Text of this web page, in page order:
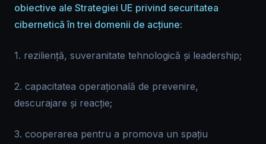
obiective ale Strategiei UE privind securitatea
cibernetică în trei domenii de acțiune:
1. reziliență, suveranitate tehnologică și leadership;
2. capacitatea operațională de prevenire,
descurajare și reacție;
3. cooperarea pentru a promova un spațiu